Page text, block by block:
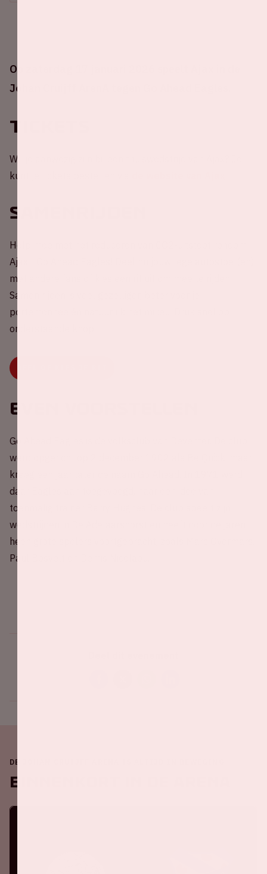
Op zaterdag 17 januari 2026 speelt Ajax in de
Johan Cruijff ArenA tegen Go Ahead Eagles.
Tickets
Wil je aanwezig zijn bij een thuiswedstrijd van Ajax? Je
kunt je tickets bestellen via
Samenrijden
Help mee met het reduceren van CO2-uitstoot rondom
Ajax - Go Ahead Eagles! Deel nu jouw lege autostoel(en)
met andere fans of kies een rit uit om mee te rijden.
Samen rijden is veel gezelliger, beter voor je
portemonnee én natuurlijk het milieu. Druk snel op
onderstaande knop.
Even voorstellen
Go Ahead Eagles is de volksclub van Deventer. De club
werd opgericht op 2 december 1902 als Be Quick, maar
kreeg een jaar later de naam Go Ahead. In 1971 werd
daar Eagles aan toegevoegd, naar een idee van
toenmalig trainer Barry Hughes. De club speelt zijn
wedstrijden in De Adelaarshorst en heeft door de jaren
heen grote spelers voortgebracht, zoals Marc Overmars,
Paul Bosvelt en Demis Nicolaou.
DE JOHAN CRUIJFF ARENA IS ALTIJD IN BEWEGING
Binnenkort in de ArenA